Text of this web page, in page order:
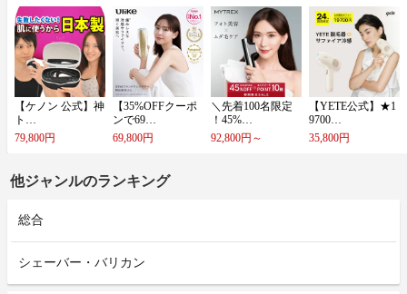
【​ケ​ノ​ン​ ​公​式​】​神​
ト​…
79,800円
【​3​5​%​O​F​F​ク​ー​ポ​
ン​で​6​9​…
69,800円
＼​先​着​1​0​0​名​限​定​
！​4​5​%​…
92,800円～
【​Y​E​T​E​公​式​】​★​1​
9​7​0​0​…
35,800円
他ジャンルのランキング
総合
シェーバー・バリカン